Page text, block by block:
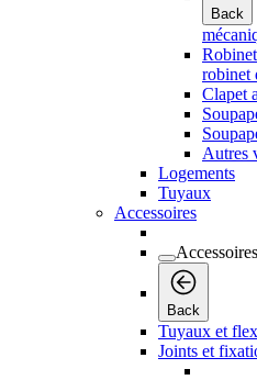
Back
robinet
Clapet
Autres
Logements
Tuyaux
Accessoires
Accessoires
Back
Tuyaux et
Joints et